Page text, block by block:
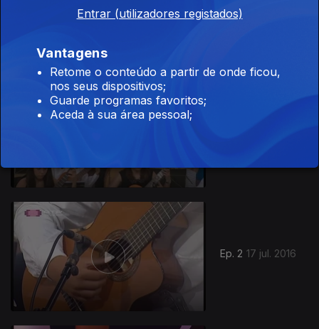
Ep. 4
Ep. 2 17 jul. 2016
242086
Entrar (utilizadores registados)
Vantagens
Retome o conteúdo a partir de onde ficou,
nos seus dispositivos;
Guarde programas favoritos;
Aceda à sua área pessoal;